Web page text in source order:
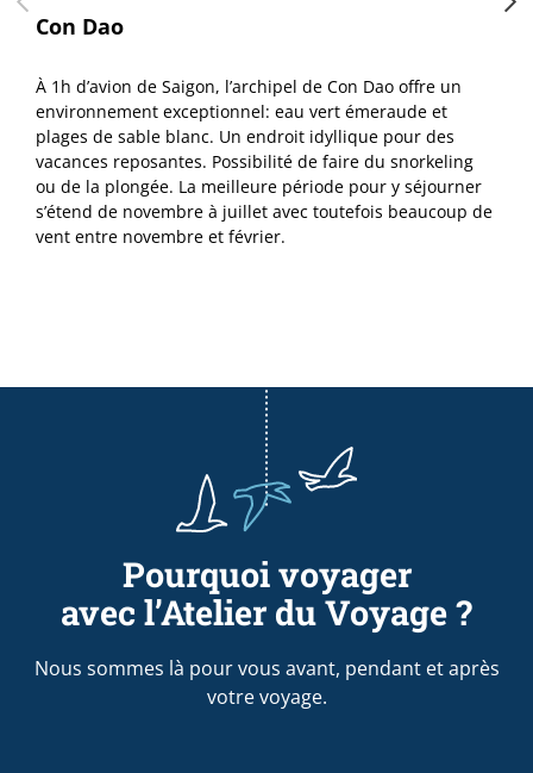
Con Dao
À 1h d’avion de Saigon, l’archipel de Con Dao offre un
environnement exceptionnel: eau vert émeraude et
plages de sable blanc. Un endroit idyllique pour des
vacances reposantes. Possibilité de faire du snorkeling
ou de la plongée. La meilleure période pour y séjourner
s’étend de novembre à juillet avec toutefois beaucoup de
vent entre novembre et février.
Pourquoi voyager
avec l’Atelier du Voyage ?
Nous sommes là pour vous avant, pendant et après
votre voyage.